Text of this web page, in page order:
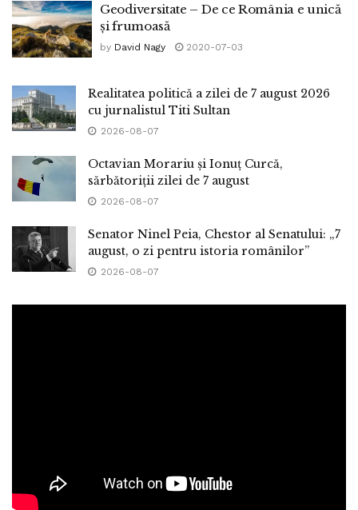
Geodiversitate – De ce România e unică
și frumoasă
by David Nagy 2020-07-03
Realitatea politică a zilei de 7 august 2026
cu jurnalistul Titi Sultan
2026-08-07
Octavian Morariu și Ionuț Curcă,
sărbătoriții zilei de 7 august
2026-08-07
Senator Ninel Peia, Chestor al Senatului: „7
august, o zi pentru istoria românilor”
2026-08-07